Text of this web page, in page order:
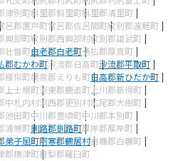
津別町斜里郡斜里町斜里郡清里町
呂郡置戸町常呂郡佐呂間町紋別郡遠軽町
興部町紋別郡西興部村紋別郡雄武町
壮瞥町白老郡白老町勇払郡厚真町
郡むかわ町沙流郡日高町沙流郡平取町
様似町幌泉郡えりも町日高郡新ひだか町
上士幌町河東郡鹿追町 上川郡新得町
中札内村河西郡更別村広尾郡大樹町
池田町中川郡豊頃町中川郡本別町
浦幌町釧路郡釧路町厚岸郡厚岸町
弟子屈町阿寒郡鶴居村白糠郡白糠町
郡標津町目梨郡羅臼町